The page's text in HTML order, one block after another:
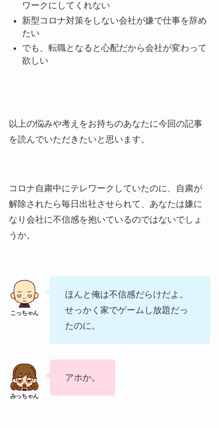
ワークにしてくれない
新型コロナ対策をしない会社が嫌で仕事を辞め
たい
でも、転職となると心配だから会社が変わって
欲しい
以上の悩みや考えをお持ちのあなたに今回の記事
を読んでいただきたいと思います。
コロナ自粛中にテレワークしていたのに、自粛が
解除されたら毎日出社させられて、あなたは嫌に
なり会社に不信感を抱いているのではないでしょ
うか。
ほんと俺は不信感だらけだよ。
せっかく家でゲームし放題だっ
たのに。
アホか。